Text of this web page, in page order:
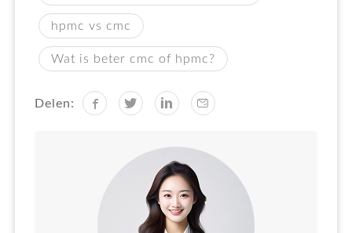
hpmc vs cmc
Wat is beter cmc of hpmc?
Delen: